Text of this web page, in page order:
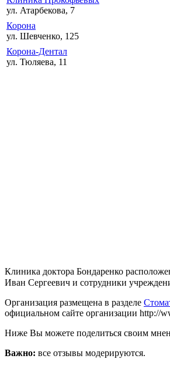
ул. Атарбекова, 7
Корона
ул. Шевченко, 125
Корона-Дентал
ул. Тюляева, 11
Клиника доктора Бондаренко
Иван Сергеевич и сотрудники
Организация размещена в разделе
официальном сайте организации http://
Ниже Вы можете поделиться своим
Важно: все отзывы модерируются.